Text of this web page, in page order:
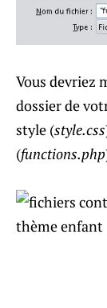
Vous devriez
dossier de
style (style.css
(functions.php